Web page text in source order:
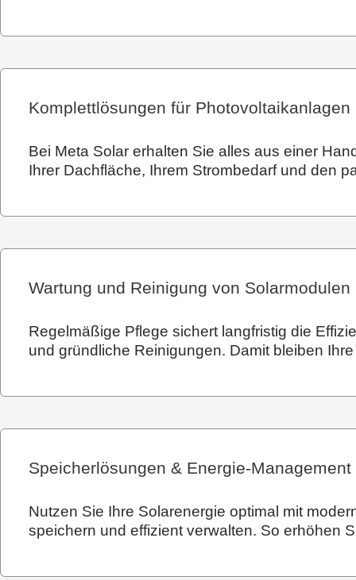
Komplettlösungen für Photovoltaikanlagen
Bei Meta Solar erhalten Sie alles aus einer
Ihrer Dachfläche, Ihrem Strombedarf und den
Wartung und Reinigung von Solarmodulen
Regelmäßige Pflege sichert langfristig die
und gründliche Reinigungen. Damit bleiben
Speicherlösungen & Energie-Management
Nutzen Sie Ihre Solarenergie optimal mit
speichern und effizient verwalten. So erhöhen